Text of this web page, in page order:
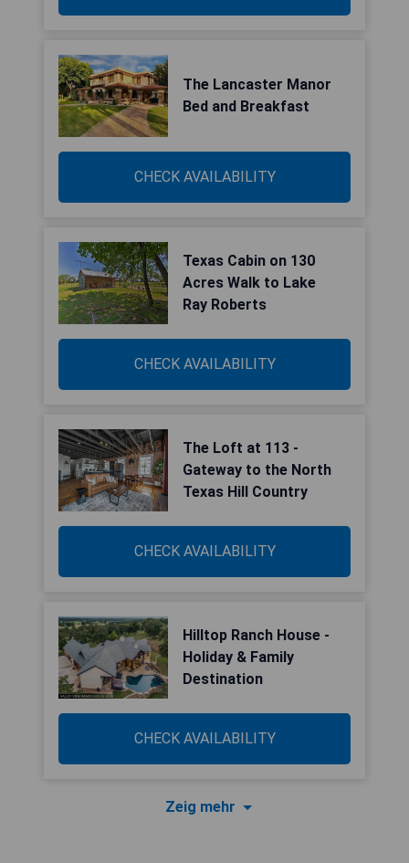
The Lancaster Manor
Bed and Breakfast
CHECK AVAILABILITY
Texas Cabin on 130
Acres Walk to Lake
Ray Roberts
CHECK AVAILABILITY
The Loft at 113 -
Gateway to the North
Texas Hill Country
CHECK AVAILABILITY
Hilltop Ranch House -
Holiday & Family
Destination
CHECK AVAILABILITY
Zeig mehr